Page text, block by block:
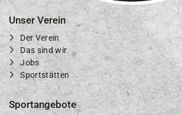
Unser Verein
Der Verein
Das sind wir
Jobs
Sportstätten
Sportangebote